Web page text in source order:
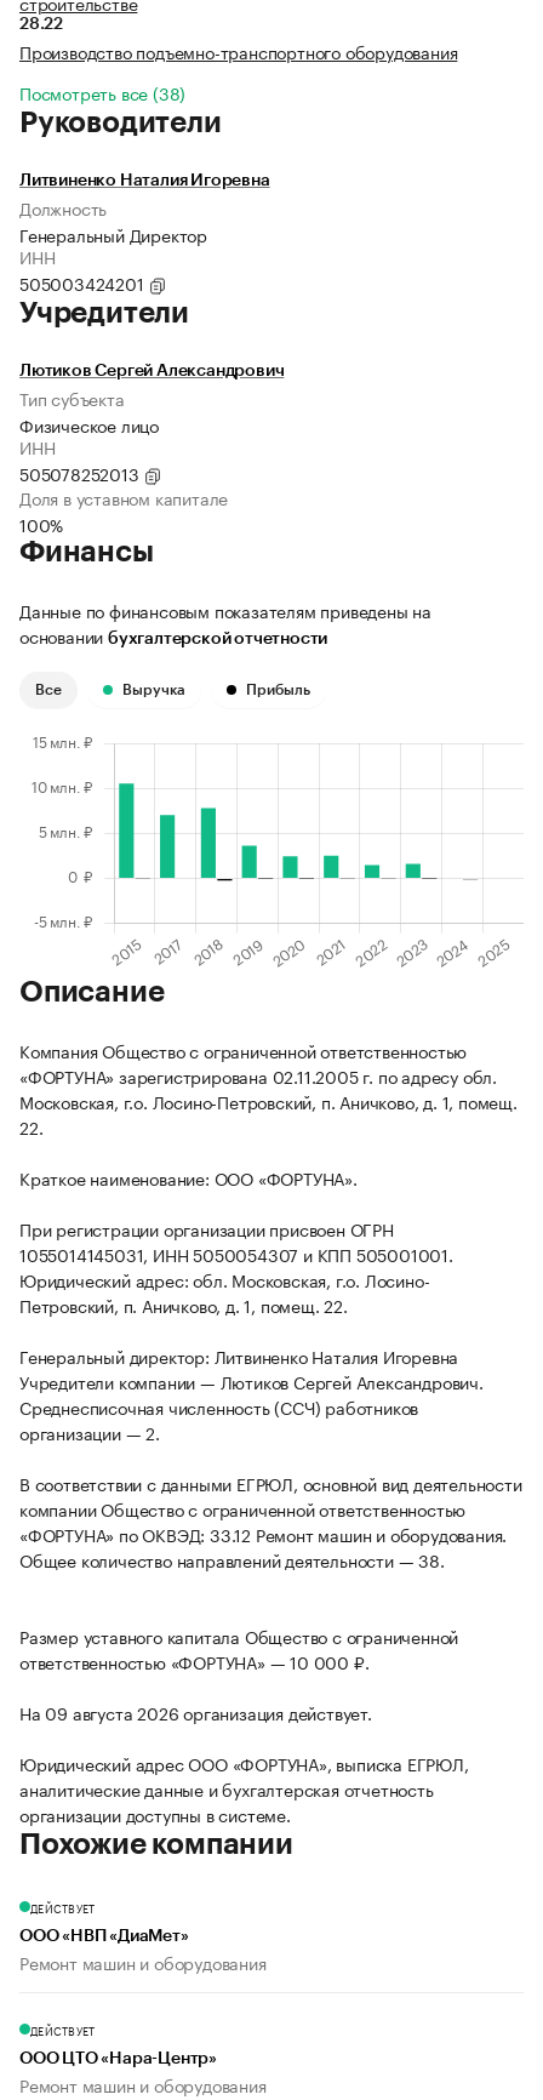
28.22
Производство подъемно-транспортного оборудования
Посмотреть все (38)
Руководители
Литвиненко Наталия Игоревна
Должность
Генеральный Директор
ИНН
505003424201
Учредители
Лютиков Сергей Александрович
Тип субъекта
Физическое лицо
ИНН
505078252013
Доля в уставном капитале
100%
Финансы
Данные по финансовым показателям приведены на
основании бухгалтерской отчетности
Все Выручка Прибыль
Описание
Компания Общество с ограниченной ответственностью
«ФОРТУНА» зарегистрирована 02.11.2005 г. по адресу обл.
Московская, г.о. Лосино-Петровский, п. Аничково, д. 1, помещ.
22.
Краткое наименование: ООО «ФОРТУНА».
При регистрации организации присвоен ОГРН
1055014145031, ИНН 5050054307 и КПП 505001001.
Юридический адрес: обл. Московская, г.о. Лосино-
Петровский, п. Аничково, д. 1, помещ. 22.
Генеральный директор: Литвиненко Наталия Игоревна
Учредители компании — Лютиков Сергей Александрович.
Среднесписочная численность (ССЧ) работников
организации — 2.
В соответствии с данными ЕГРЮЛ, основной вид деятельности
компании Общество с ограниченной ответственностью
«ФОРТУНА» по ОКВЭД: 33.12 Ремонт машин и оборудования.
Общее количество направлений деятельности — 38.
Размер уставного капитала Общество с ограниченной
ответственностью «ФОРТУНА» — 10 000 ₽.
На 09 августа 2026 организация действует.
Юридический адрес ООО «ФОРТУНА», выписка ЕГРЮЛ,
аналитические данные и бухгалтерская отчетность
организации доступны в системе.
Похожие компании
ДЕЙСТВУЕТ
ООО «НВП «ДиаМет»
Ремонт машин и оборудования
ДЕЙСТВУЕТ
ООО ЦТО «Нара-Центр»
Ремонт машин и оборудования